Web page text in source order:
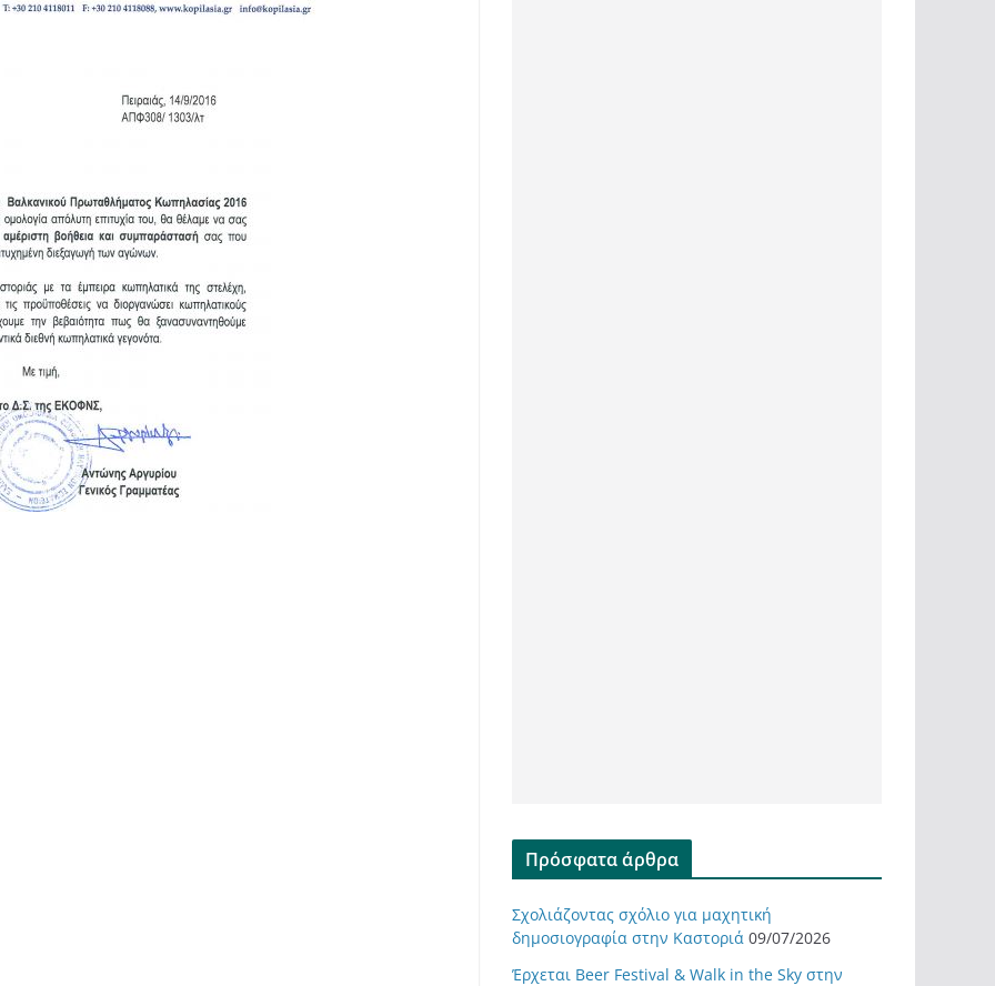
Πρόσφατα άρθρα
Σχολιάζοντας σχόλιο για μαχητική
δημοσιογραφία στην Καστοριά 09/07/2026
Έρχεται Beer Festival & Walk in the Sky στην